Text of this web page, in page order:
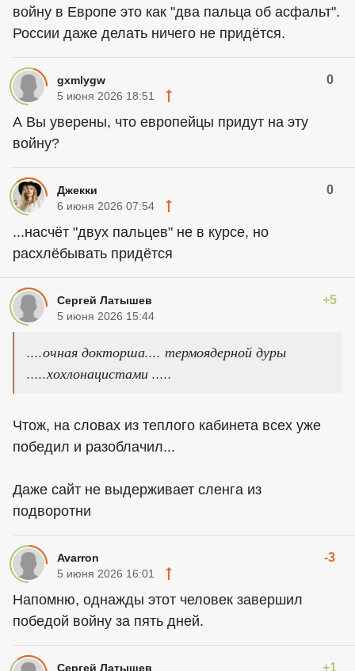
войну в Европе это как "два пальца об асфальт".
России даже делать ничего не придётся.
gxmlygw 0
5 июня 2026 18:51
А Вы уверены, что европейцы придут на эту
войну?
Джекки 0
6 июня 2026 07:54
...насчёт "двух пальцев" не в курсе, но
расхлёбывать придётся
Сергей Латышев +5
5 июня 2026 15:44
....очная докторша.... термоядерной дуры
.....хохлонацистами .....
Чтож, на словах из теплого кабинета всех уже
победил и разоблачил...
Даже сайт не выдерживает сленга из
подворотни
Avarron -3
5 июня 2026 16:01
Напомню, однажды этот человек завершил
победой войну за пять дней.
Сергей Латышев +1